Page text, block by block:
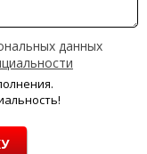
данных